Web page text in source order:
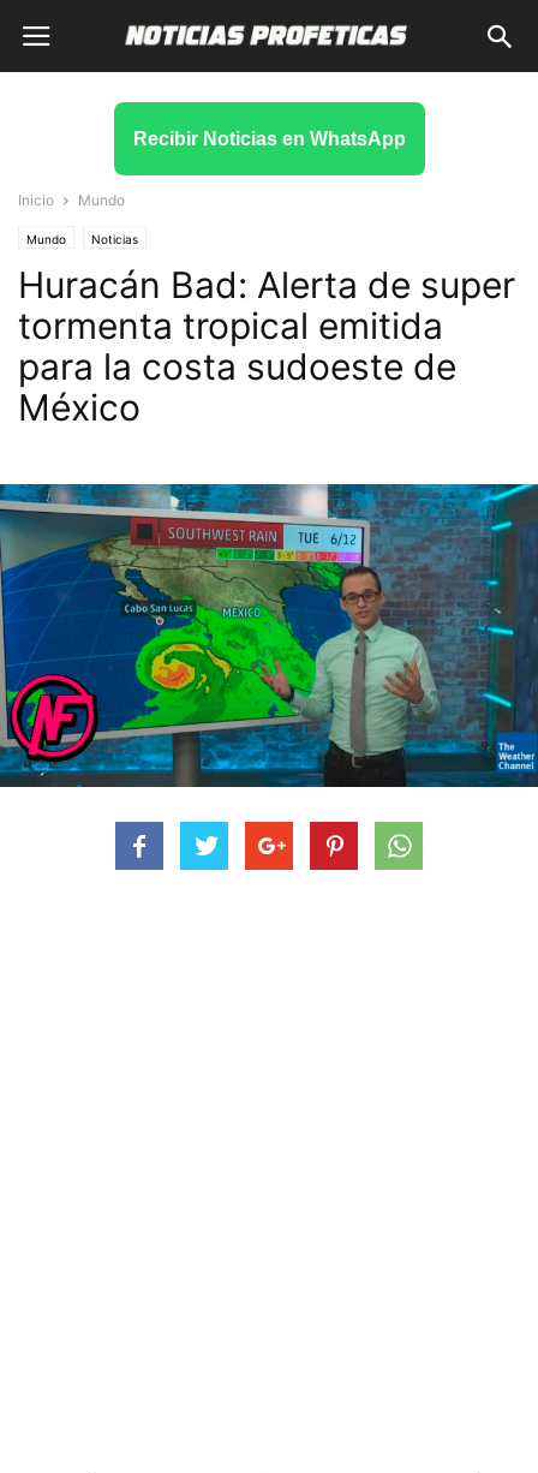
Recibir Noticias en WhatsApp
Inicio Mundo
Mundo Noticias
Huracán Bad: Alerta de super
tormenta tropical emitida
para la costa sudoeste de
México